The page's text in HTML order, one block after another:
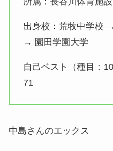
出身校：荒牧中学校
→ 園田学園大学
自己ベスト（種目：
71
中島さんのエックス